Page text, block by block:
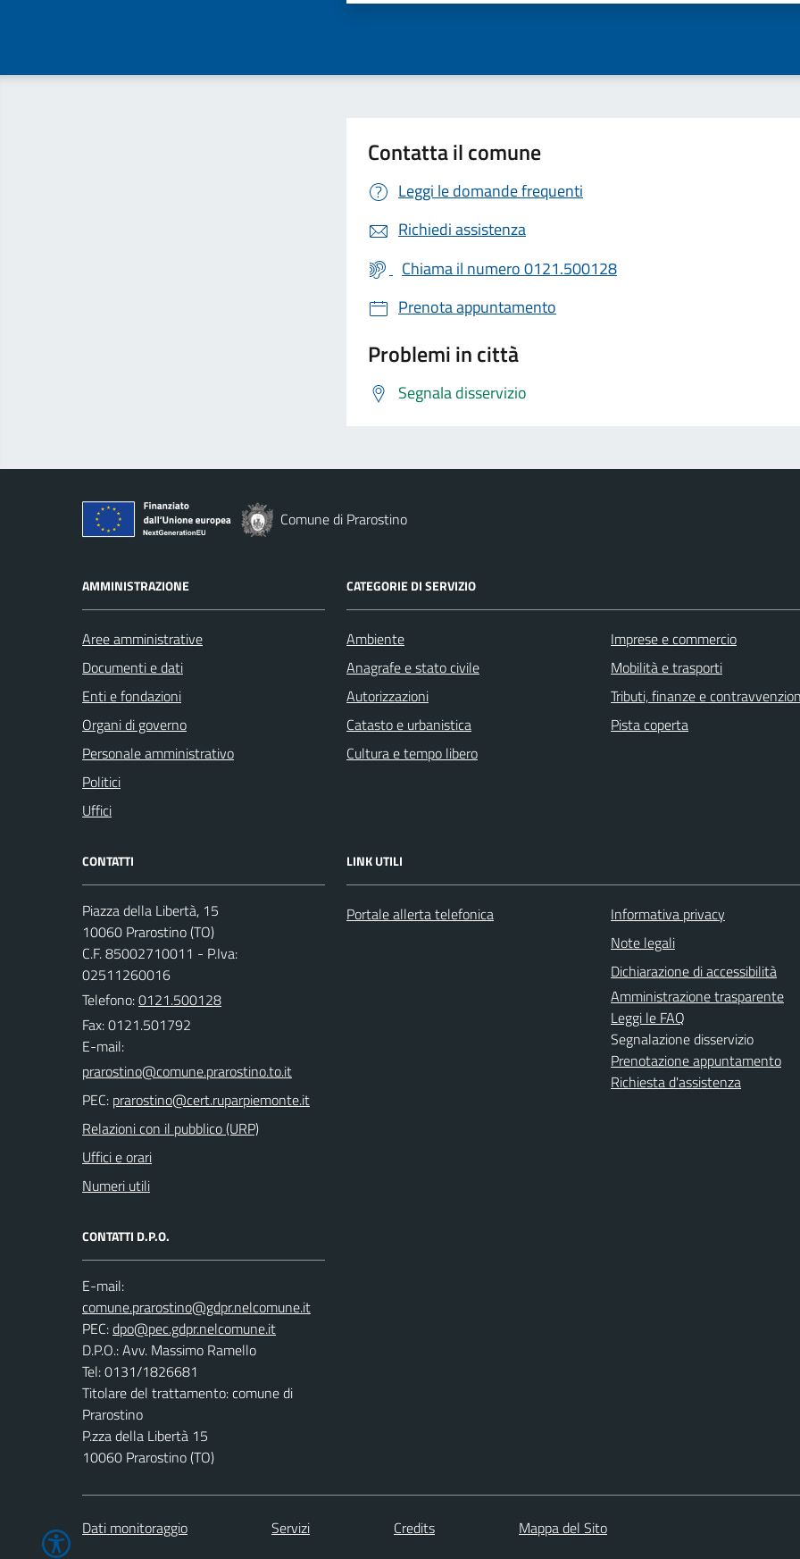
Contatta il comune
Leggi le domande frequenti
Richiedi assistenza
Chiama il numero 0121.500128
Prenota appuntamento
Problemi in città
Segnala disservizio
Comune di Prarostino
AMMINISTRAZIONE
Aree amministrative
Documenti e dati
Enti e fondazioni
Organi di governo
Personale amministrativo
Politici
Uffici
CATEGORIE DI SERVIZIO
Ambiente
Anagrafe e stato civile
Autorizzazioni
Catasto e urbanistica
Cultura e tempo libero
Imprese e commercio
Mobilità e trasporti
Tributi, finanze e
Pista coperta
CONTATTI
Piazza della Libertà, 15
10060 Prarostino (TO)
C.F. 85002710011 - P.Iva:
02511260016
Telefono:0121.500128
Fax: 0121.501792
E-mail:
PEC:
Relazioni con il pubblico (URP)
Uffici e orari
Numeri utili
CONTATTI D.P.O.
E-mail:
PEC:
D.P.O.: Avv. Massimo Ramello
Tel: 0131/1826681
Titolare del trattamento: comune di
Prarostino
P.zza della Libertà 15
10060 Prarostino (TO)
LINK UTILI
Portale allerta telefonica
Informativa privacy
Note legali
Dichiarazione di accessibilità
Amministrazione trasparente
Leggi le FAQ
Segnalazione disservizio
Prenotazione appuntamento
Richiesta d'assistenza
Dati monitoraggio Servizi Credits Mappa del Sito